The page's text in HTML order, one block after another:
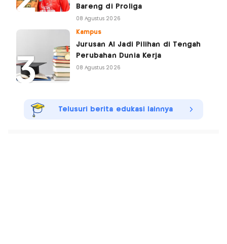
Bareng di Proliga
08 Agustus 2026
Kampus
Jurusan AI Jadi Pilihan di Tengah
Perubahan Dunia Kerja
08 Agustus 2026
Telusuri berita edukasi lainnya